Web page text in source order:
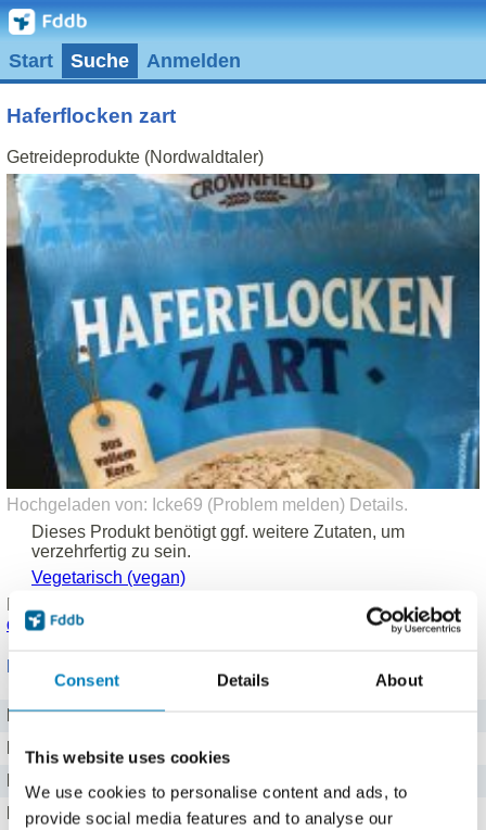
Consent Details About
This website uses cookies
We use cookies to personalise content and ads, to
provide social media features and to analyse our
Start Suche Anmelden
Haferflocken zart
Getreideprodukte (Nordwaldtaler)
Hochgeladen von: Icke69 (Problem melden) Details.
Dieses Produkt benötigt ggf. weitere Zutaten, um
verzehrfertig zu sein.
Vegetarisch (vegan)
Produkt eingetragen von einem
Hinweise zu
den Produktdaten
Brennwert
Kalorien
Kohlenhydrate
59,3 g g